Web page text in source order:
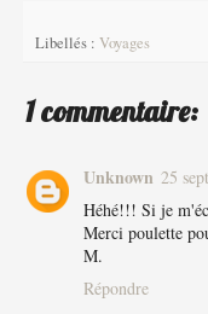
Libellés : Voyages
1 commentaire:
Unknown 25
Héhé!!! Si je
Merci poulette
M.
Répondre